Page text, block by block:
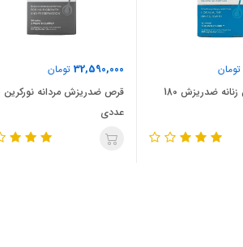
تومان
قرص نورکرین زنانه ضدریزش 180
32,590,000 تومان
عددی